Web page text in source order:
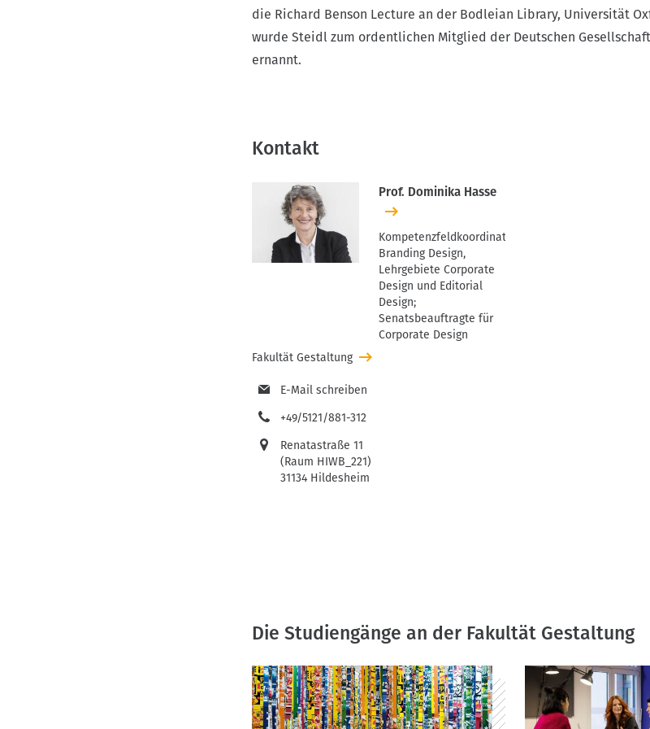
die Richard Benson Lecture an der Bodleian Library, Universität
wurde Steidl zum ordentlichen Mitglied der Deutschen
ernannt.
Kontakt
Prof. Dominika Hasse
Kompetenzfeldkoordination
Branding Design,
Lehrgebiete Corporate
Design und Editorial
Design;
Senatsbeauftragte für
Corporate Design
Fakultät Gestaltung
E-Mail schreiben
+49/5121/881-312
Renatastraße 11
(Raum HIWB_221)
31134 Hildesheim
Die Studiengänge an der Fakultät Gestaltung